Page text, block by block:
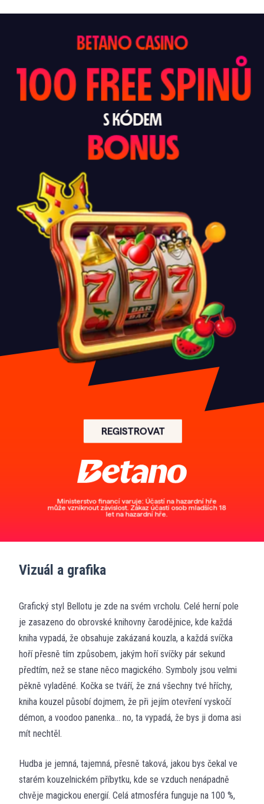
Vizuál a grafika
Grafický styl Bellotu je zde na svém vrcholu. Celé herní pole
je zasazeno do obrovské knihovny čarodějnice, kde každá
kniha vypadá, že obsahuje zakázaná kouzla, a každá svíčka
hoří přesně tím způsobem, jakým hoří svíčky pár sekund
předtím, než se stane něco magického. Symboly jsou velmi
pěkně vyladěné. Kočka se tváří, že zná všechny tvé hříchy,
kniha kouzel působí dojmem, že při jejím otevření vyskočí
démon, a voodoo panenka… no, ta vypadá, že bys ji doma asi
mít nechtěl.
Hudba je jemná, tajemná, přesně taková, jakou bys čekal ve
starém kouzelnickém příbytku, kde se vzduch nenápadně
chvěje magickou energií. Celá atmosféra funguje na 100 %,